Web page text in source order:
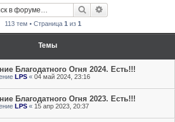
Поиск
113 тем • Страница 1 из 1
Темы
Благодатного Огня 2024. Есть!!!
LPS « 04 май 2024, 23:16
Благодатного Огня 2023. Есть!!!
LPS « 15 апр 2023, 20:37